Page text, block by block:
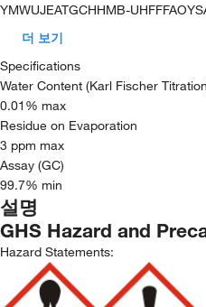
YMWUJEATGCHHMB-
더 보기
Specifications
Water Content (Karl Fischer
0.01% max
Residue on Evaporation
3 ppm max
Assay (GC)
99.7% min
설명
GHS Hazard and
Hazard Statements: